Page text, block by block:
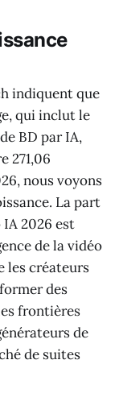
indiquent que
qui inclut le
BD par IA,
271,06
nous voyons
La part
IA 2026 est
de la vidéo
les créateurs
des
frontières
de
de suites